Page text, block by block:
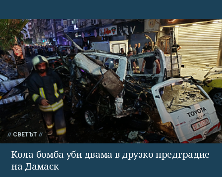
СВЕТЪТ
Кола бомба уби двама в друзко предградие
на Дамаск